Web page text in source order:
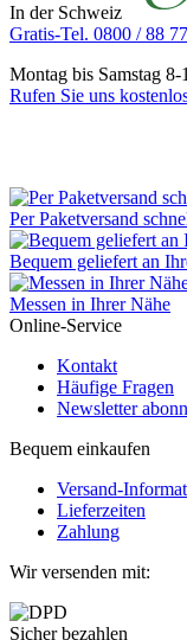
In der Schweiz
Gratis-Tel. 0800 / 88
Montag bis Samstag
Rufen Sie uns
Per Paketversand
Bequem geliefert an
Messen in Ihrer Nähe
Online-Service
Kontakt
Häufige Fragen
Newsletter
Bequem einkaufen
Versand-
Lieferzeiten
Zahlung
Wir versenden mit:
Sicher bezahlen